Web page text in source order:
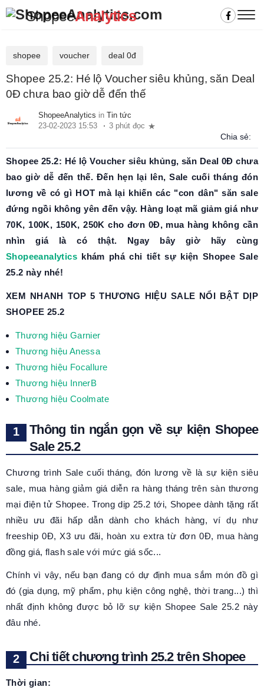
ShopeeAnalytics
shopee voucher deal 0đ
Shopee 25.2: Hé lộ Voucher siêu khủng, săn Deal
0Đ chưa bao giờ dễ đến thế
ShopeeAnalytics in Tin tức
23-02-2023 15:53
3 phút đọc
Chia sẻ:
Shopee 25.2: Hé lộ Voucher siêu khủng, săn Deal 0Đ chưa
bao giờ dễ đến thế. Đến hẹn lại lên, Sale cuối tháng đón
lương về có gì HOT mà lại khiến các "con dân" săn sale
đứng ngồi không yên đến vậy. Hàng loạt mã giảm giá như
70K, 100K, 150K, 250K cho đơn 0Đ, mua hàng không cần
nhìn giá là có thật. Ngay bây giờ hãy cùng
Shopeeanalytics khám phá chi tiết sự kiện Shopee Sale
25.2 này nhé!
XEM NHANH TOP 5 THƯƠNG HIỆU SALE NỔI BẬT DỊP
SHOPEE 25.2
Thương hiệu Garnier
Thương hiệu Anessa
Thương hiệu Focallure
Thương hiệu InnerB
Thương hiệu Coolmate
Thông tin ngắn gọn về sự kiện Shopee
Sale 25.2
Chương trình Sale cuối tháng, đón lương về là sự kiện siêu
sale, mua hàng giảm giá diễn ra hàng tháng trên sàn thương
mại điện tử Shopee. Trong dịp 25.2 tới, Shopee dành tặng rất
nhiều ưu đãi hấp dẫn dành cho khách hàng, ví dụ như
freeship 0Đ, X3 ưu đãi, hoàn xu extra từ đơn 0Đ, mua hàng
đồng giá, flash sale với mức giá sốc...
Chính vì vậy, nếu bạn đang có dự định mua sắm món đồ gì
đó (gia dụng, mỹ phẩm, phụ kiện công nghệ, thời trang...) thì
nhất định không được bỏ lỡ sự kiện Shopee Sale 25.2 này
đâu nhé.
Chi tiết chương trình 25.2 trên Shopee
Thời gian: